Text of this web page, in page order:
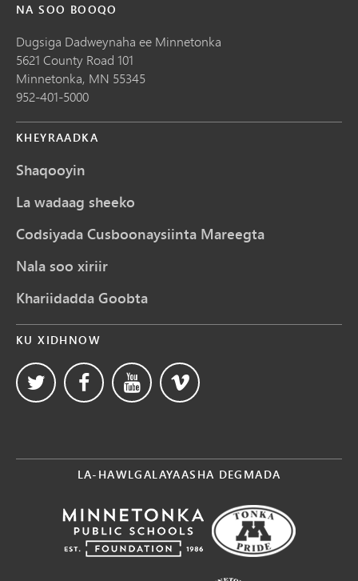
NA SOO BOOQO
Dugsiga Dadweynaha ee Minnetonka
5621 County Road 101
Minnetonka, MN 55345
952-401-5000
KHEYRAADKA
Shaqooyin
La wadaag sheeko
Codsiyada Cusboonaysiinta Mareegta
Nala soo xiriir
Khariidadda Goobta
KU XIDHNOW
LA-HAWLGALAYAASHA DEGMADA